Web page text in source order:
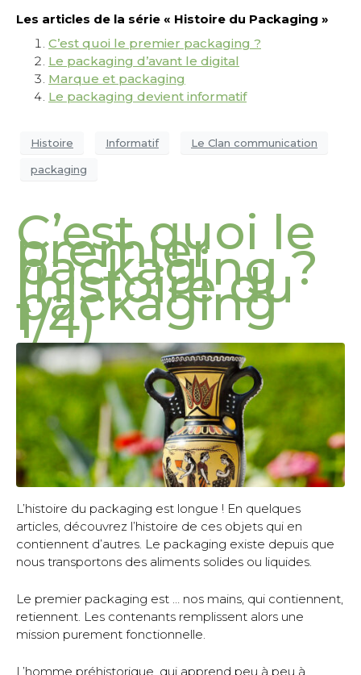
Les articles de la série « Histoire du Packaging »
C’est quoi le premier packaging ?
Le packaging d’avant le digital
Marque et packaging
Le packaging devient informatif
Histoire Informatif Le Clan communication
packaging
C’est quoi le
premier
packaging ?
(histoire du
packaging
1/4)
L’histoire du packaging est longue ! En quelques
articles, découvrez l’histoire de ces objets qui en
contiennent d’autres. Le packaging existe depuis que
nous transportons des aliments solides ou liquides.
Le premier packaging est … nos mains, qui contiennent,
retiennent. Les contenants remplissent alors une
mission purement fonctionnelle.
L’homme préhistorique, qui apprend peu à peu à